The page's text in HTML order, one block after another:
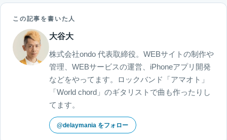
この記事を書いた人
大谷大
株式会社ondo 代表取締役。WEBサイトの制作や
管理、WEBサービスの運営、iPhoneアプリ開発
などをやってます。ロックバンド「アマオト」
「World chord」のギタリストで曲も作ったりし
てます。
@delaymania をフォロー